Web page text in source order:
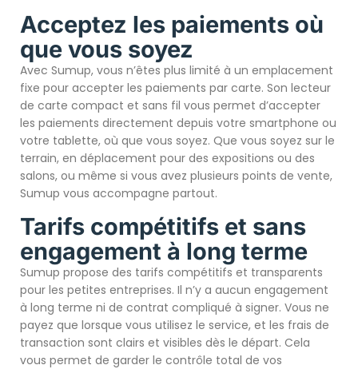
Acceptez les paiements où
que vous soyez
Avec Sumup, vous n’êtes plus limité à un emplacement
fixe pour accepter les paiements par carte. Son lecteur
de carte compact et sans fil vous permet d’accepter
les paiements directement depuis votre smartphone ou
votre tablette, où que vous soyez. Que vous soyez sur le
terrain, en déplacement pour des expositions ou des
salons, ou même si vous avez plusieurs points de vente,
Sumup vous accompagne partout.
Tarifs compétitifs et sans
engagement à long terme
Sumup propose des tarifs compétitifs et transparents
pour les petites entreprises. Il n’y a aucun engagement
à long terme ni de contrat compliqué à signer. Vous ne
payez que lorsque vous utilisez le service, et les frais de
transaction sont clairs et visibles dès le départ. Cela
vous permet de garder le contrôle total de vos